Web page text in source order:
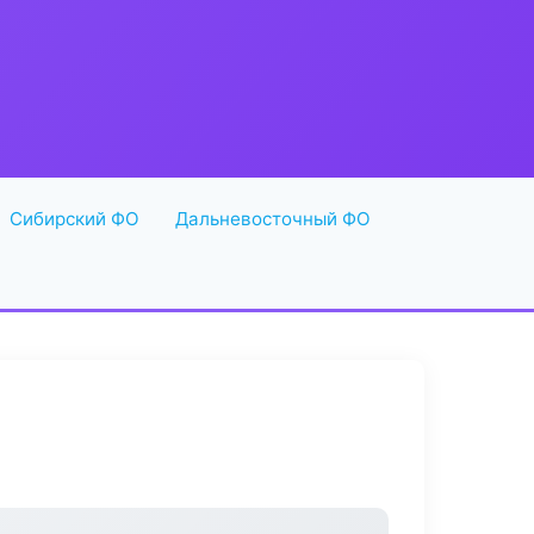
Сибирский ФО Дальневосточный ФО